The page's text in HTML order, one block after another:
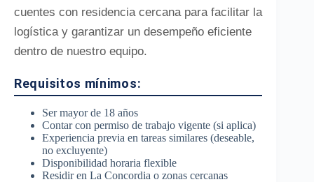
cuentes con residencia cercana para facilitar la
logística y garantizar un desempeño eficiente
dentro de nuestro equipo.
Requisitos mínimos:
Ser mayor de 18 años
Contar con permiso de trabajo vigente (si aplica)
Experiencia previa en tareas similares (deseable,
no excluyente)
Disponibilidad horaria flexible
Residir en La Concordia o zonas cercanas